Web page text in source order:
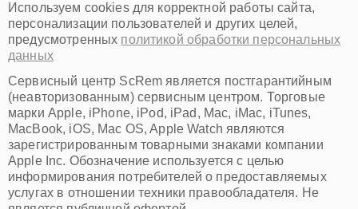
Омск
Красноярск
Пермь
Ульяновск
Киров
Архангельск
Астрахань
Белгород
Благовещенск
Брянск
Владивосток
Владикавказ
Используем cookies для корректной работы сайта,
персонализации пользователей и других целей,
предусмотренных политикой обработки персональных
данных
Сервисный центр ScRem является постгарантийным
(неавторизованным) сервисным центром. Торговые
марки Apple, iPhone, iPod, iPad, Mac, iMac, iTunes,
MacBook, iOS, Mac OS, Apple Watch являются
зарегистрированным товарными знаками компании
Apple Inc. Обозначение используется с целью
информирования потребителей о предоставляемых
услугах в отношении техники правообладателя. Не